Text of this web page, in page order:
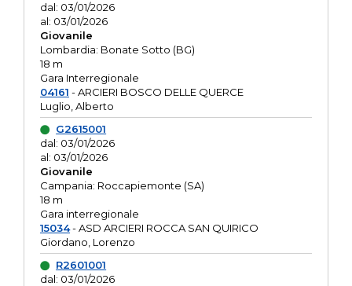
dal: 03/01/2026
al: 03/01/2026
Giovanile
Lombardia: Bonate Sotto (BG)
18 m
Gara Interregionale
04161 - ARCIERI BOSCO DELLE QUERCE
Luglio, Alberto
G2615001
dal: 03/01/2026
al: 03/01/2026
Giovanile
Campania: Roccapiemonte (SA)
18 m
Gara interregionale
15034- ASD ARCIERI ROCCA SAN QUIRICO
Giordano, Lorenzo
R2601001
dal: 03/01/2026